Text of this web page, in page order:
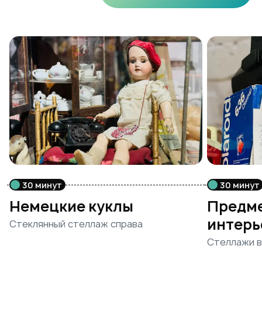
30 минут
Немецкие куклы
Стеклянный стеллаж справа
30 минут
Стеллажи